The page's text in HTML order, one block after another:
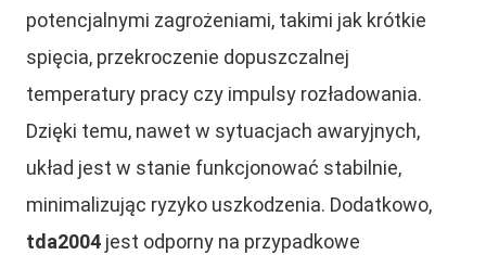
potencjalnymi zagrożeniami, takimi jak krótkie
spięcia, przekroczenie dopuszczalnej
temperatury pracy czy impulsy rozładowania.
Dzięki temu, nawet w sytuacjach awaryjnych,
układ jest w stanie funkcjonować stabilnie,
minimalizując ryzyko uszkodzenia. Dodatkowo,
tda2004 jest odporny na przypadkowe